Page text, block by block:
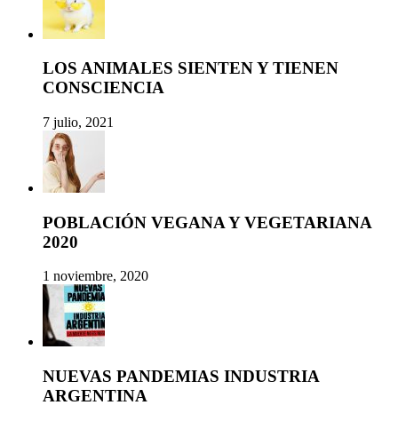
LOS ANIMALES SIENTEN Y TIENEN
CONSCIENCIA
7 julio, 2021
POBLACIÓN VEGANA Y VEGETARIANA
2020
1 noviembre, 2020
NUEVAS PANDEMIAS INDUSTRIA
ARGENTINA